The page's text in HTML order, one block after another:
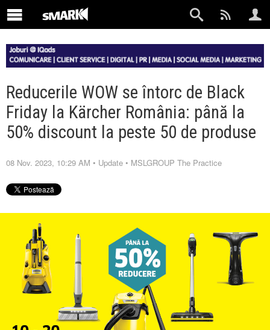
Reducerile WOW se întorc de Black
Friday la Kärcher România: până la
50% discount la peste 50 de produse
08 Nov. 2023, 10:29 AM • Update • MSLGROUP The Practice